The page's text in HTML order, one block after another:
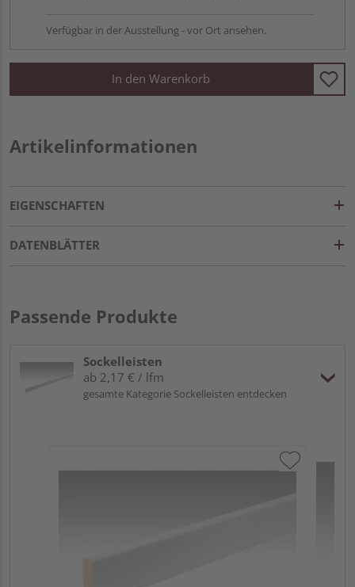
Verfügbar in der Ausstellung - vor Ort ansehen.
In den Warenkorb
Artikelinformationen
EIGENSCHAFTEN
DATENBLÄTTER
Passende Produkte
Sockelleisten
ab 2,17 € / lfm
gesamte Kategorie Sockelleisten entdecken